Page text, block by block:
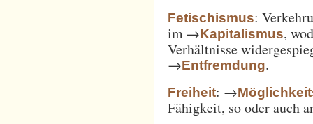
Fetischismus:
im →Kapitalismus,
Verhältnisse
→Entfremdung.
Freiheit: →
Fähigkeit, so oder auch